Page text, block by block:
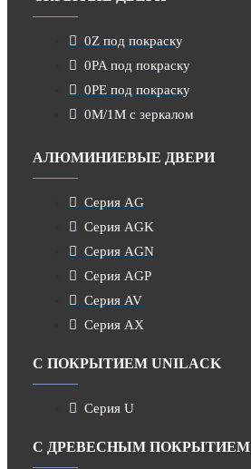
0Z под покраску
0PA под покраску
0PE под покраску
0M/1M с зеркалом
АЛЮМИНИЕВЫЕ ДВЕРИ
Серия AG
Серия AGK
Серия AGN
Серия AGP
Серия AV
Серия AX
С ПОКРЫТИЕМ UNILACK
Серия U
С ДРЕВЕСНЫМ ПОКРЫТИЕМ